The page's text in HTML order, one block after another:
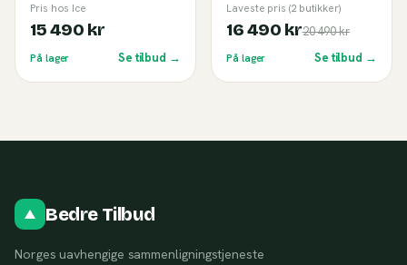
Pris hos Ice
15 490 kr
På lager Se tilbud →
Laveste pris (2 butikker)
16 490 kr20 490 kr
På lager Se tilbud →
Bedre Tilbud
Norges uavhengige sammenligningstjeneste